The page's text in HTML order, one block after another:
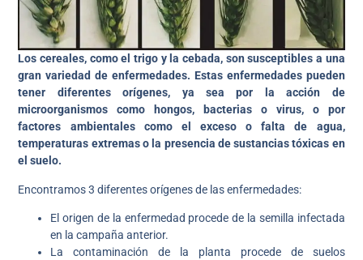
Los cereales, como el trigo y la cebada, son susceptibles a una
gran variedad de enfermedades. Estas enfermedades pueden
tener diferentes orígenes, ya sea por la acción de
microorganismos como hongos, bacterias o virus, o por
factores ambientales como el exceso o falta de agua,
temperaturas extremas o la presencia de sustancias tóxicas en
el suelo.
Encontramos 3 diferentes orígenes de las enfermedades:
El origen de la enfermedad procede de la semilla infectada
en la campaña anterior.
La contaminación de la planta procede de suelos